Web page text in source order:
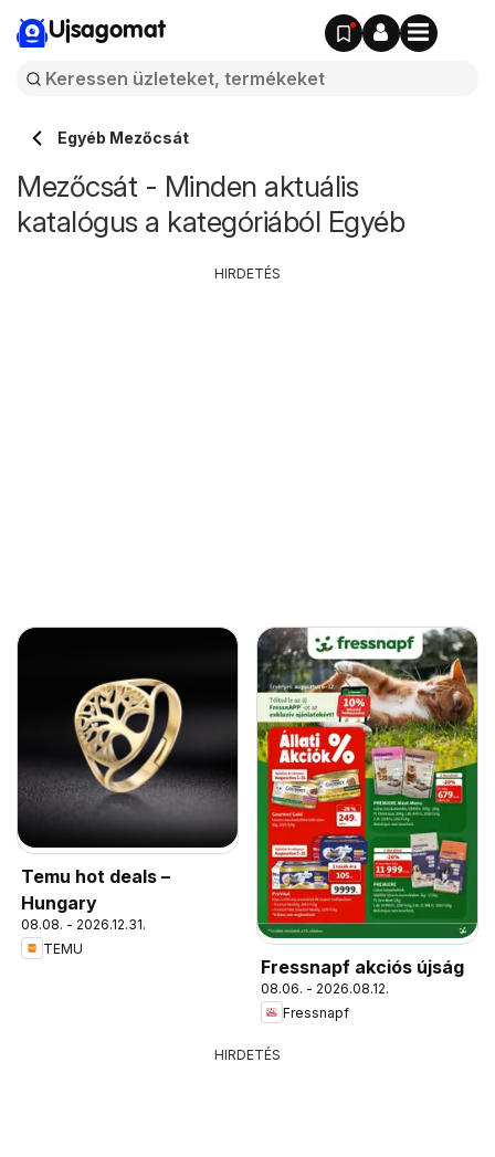
Ujsagomat
Egyéb Mezőcsát
Mezőcsát - Minden aktuális
katalógus a kategóriából Egyéb
Temu hot deals –
Hungary
08.08. - 2026.12.31.
TEMU
Fressnapf akciós újság
08.06. - 2026.08.12.
Fressnapf
HIRDETÉS
HIRDETÉS